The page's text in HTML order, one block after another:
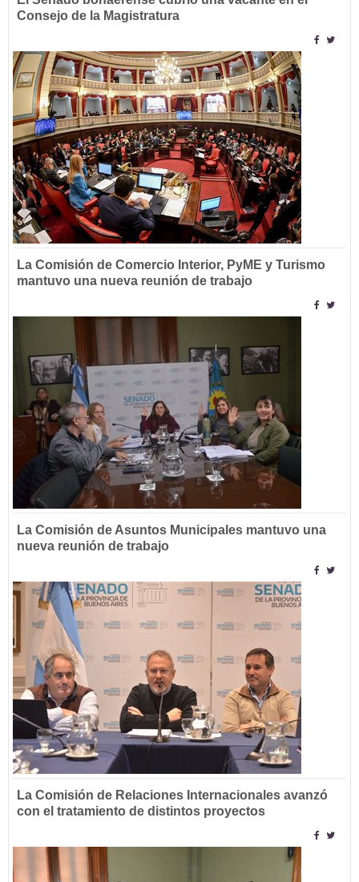
Consejo de la Magistratura
La Comisión de Comercio Interior, PyME y Turismo
mantuvo una nueva reunión de trabajo
La Comisión de Asuntos Municipales mantuvo una
nueva reunión de trabajo
La Comisión de Relaciones Internacionales avanzó
con el tratamiento de distintos proyectos